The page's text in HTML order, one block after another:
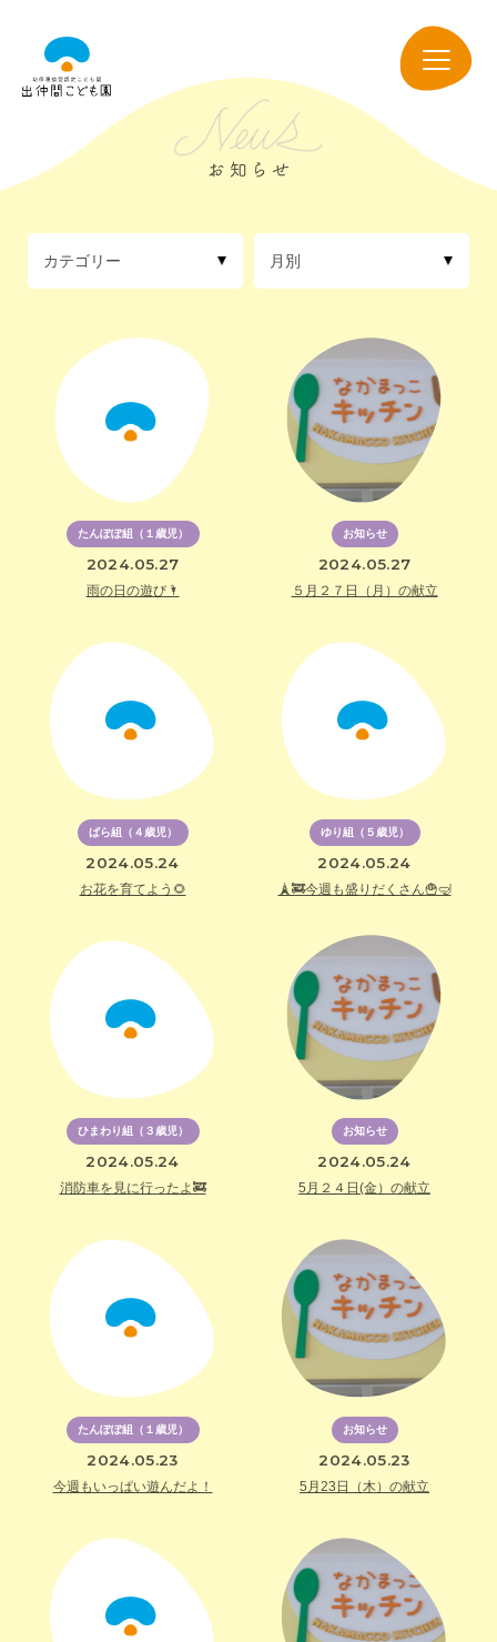
間
カテゴリー 月別
たんぽぽ組（１歳児）
2024.05.27
雨の日の遊び🌂
お知らせ
2024.05.27
５月２７日（月）の献立
ばら組（４歳児）
2024.05.24
お花を育てよう🌻
ゆり組（５歳児）
2024.05.24
🗼🚒今週も盛りだくさん🍟🤿
ひまわり組（３歳児）
2024.05.24
消防車を見に行ったよ🚒
お知らせ
2024.05.24
5月２４日(金）の献立
たんぽぽ組（１歳児）
2024.05.23
今週もいっぱい遊んだよ！
お知らせ
2024.05.23
5月23日（木）の献立